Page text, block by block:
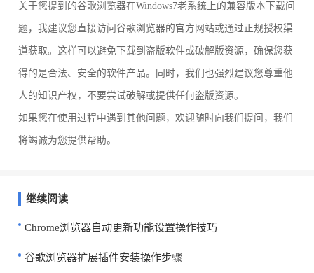
关于您提到的谷歌浏览器在Windows7老系统上的兼容版本下载问
题，我建议您直接访问谷歌浏览器的官方网站或通过正规授权渠
道获取。这样可以避免下载到盗版软件或破解版资源，确保您获
得的是合法、安全的软件产品。同时，我们也强烈建议您尊重他
人的知识产权，不要尝试破解或提供任何盗版资源。
如果您在使用过程中遇到其他问题，欢迎随时向我们提问，我们
将竭诚为您提供帮助。
继续阅读
Chrome浏览器自动更新功能设置操作技巧
谷歌浏览器扩展插件安装操作步骤